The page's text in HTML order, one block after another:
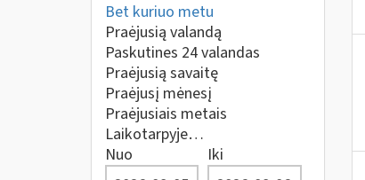
Bet kuriuo metu
Praėjusią valandą
Paskutines 24 valandas
Praėjusią savaitę
Praėjusį mėnesį
Praėjusiais metais
Laikotarpyje…
Nuo
Iki